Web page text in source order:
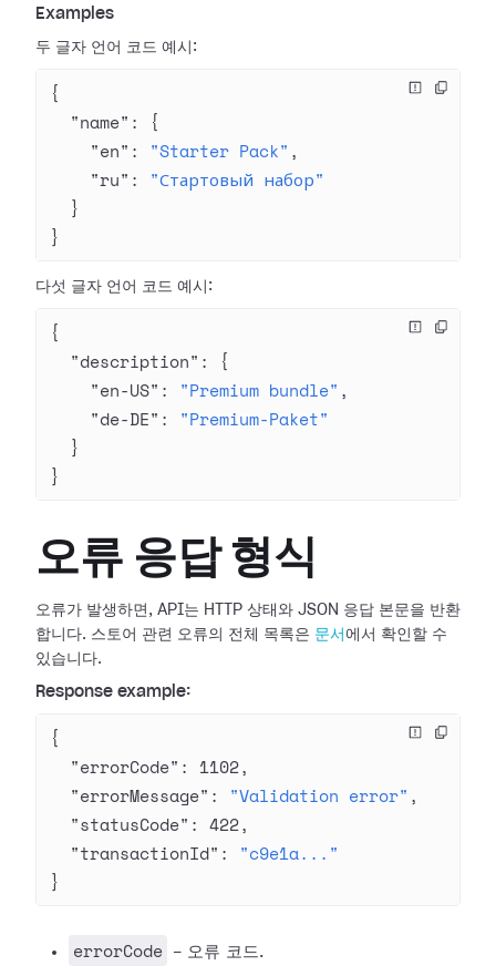
Examples
두 글자 언어 코드 예시:
{
  "name"
: {
    "en"
: "Starter Pack" ,
    "ru"
: "Стартовый набор"
  }
}
다섯 글자 언어 코드 예시:
{
  "description"
: {
    "en-US"
: "Premium bundle" ,
    "de-DE"
: "Premium-Paket"
  }
}
오류 응답 형식
오류가 발생하면, API는 HTTP 상태와 JSON 응답 본문을 반환
합니다. 스토어 관련 오류의 전체 목록은 문서 에서 확인할 수
있습니다.
Response example:
{
  "errorCode"
: 1102,
  "errorMessage"
: "Validation error" ,
  "statusCode"
: 422,
  "transactionId"
: "c9e1a..."
}
errorCode - 오류 코드.